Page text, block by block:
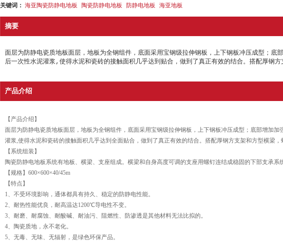
关键词： 海亚陶瓷防静电地板 陶瓷防静电地板 防静电地板 海亚地板
摘要
面层为防静电瓷质地板面层，地板为全钢组件，底面采用宝钢级拉伸钢板，上下钢板冲压成型；
后一次性水泥灌浆,使得水泥和瓷砖的接触面积几乎达到贴合，做到了真正有效的结合。搭配厚钢
产品介绍
【产品介绍】
面层为防静电瓷质地板面层，地板为全钢组件，底面采用宝钢级拉伸钢板，上下钢板冲压成型；底部增加
灌浆,使得水泥和瓷砖的接触面积几乎达到全面贴合，做到了真正有效的结合。搭配厚钢方支架和方型横梁，
【系统组装】
陶瓷防静电地板系统有地板、横梁、支座组成。横梁和自身高度可调的支座用螺钉连结成稳固的下部支承系
【规格】600×600×40/45m
【特点】
1、不受环境影响，通体都具有持久、稳定的防静电性能。
2、耐热性能优良，耐高温达1200℃导电性不变。
3、耐磨、耐腐蚀、耐酸碱、耐油污、阻燃性、防渗透是其他材料无法比拟的。
4、陶瓷质地，永不老化。
5、无毒、无味、无辐射，是绿色环保产品。